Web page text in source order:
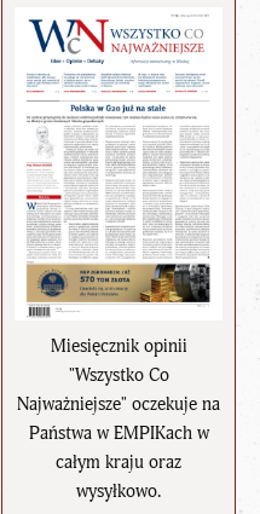
Miesięcznik opinii
"Wszystko Co
Najważniejsze" oczekuje na
Państwa w EMPIKach w
całym kraju oraz
wysyłkowo.